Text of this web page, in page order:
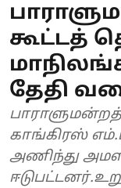
கூட்டத்
தேதி
காங்கிரஸ்
அணிந்து